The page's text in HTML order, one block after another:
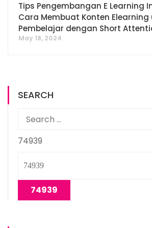
Tips Pengembangan E Learning
Cara Membuat Konten Elearning
Pembelajar dengan Short
May 18, 2024
SEARCH
74939